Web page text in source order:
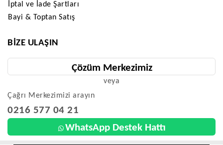
İptal ve İade Şartları
Bayi & Toptan Satış
BIZE ULAŞIN
Çözüm Merkezimiz
veya
Çağrı Merkezimizi arayın
0216 577 04 21
WhatsApp Destek Hattı